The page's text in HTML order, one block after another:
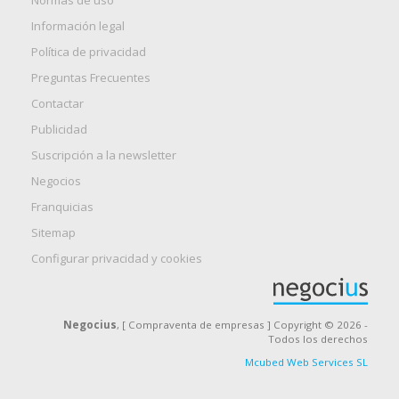
Información legal
Política de privacidad
Preguntas Frecuentes
Contactar
Publicidad
Suscripción a la newsletter
Negocios
Franquicias
Sitemap
Configurar privacidad y cookies
Negocius, [ Compraventa de empresas ] Copyright © 2026 -
Todos los derechos
Mcubed Web Services SL